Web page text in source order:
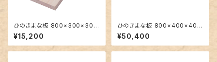
ひのきまな板 800×300×30m
m 大きい一枚板
¥15,200
ひのきまな板 800×400×40m
m 大きい一枚板
¥50,400